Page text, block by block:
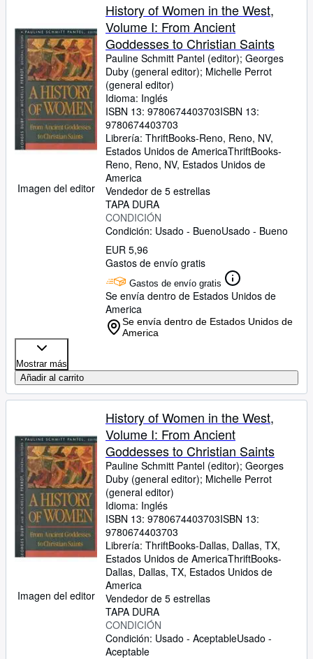
Imagen del editor
History of Women in the West,
Volume I: From Ancient
Goddesses to Christian Saints
Pauline Schmitt Pantel (editor); Georges
Duby (general editor); Michelle Perrot
(general editor)
Idioma: Inglés
ISBN 13: 9780674403703ISBN 13:
9780674403703
Librería: ThriftBooks-Reno, Reno, NV,
Estados Unidos de AmericaThriftBooks-
Reno, Reno, NV, Estados Unidos de
America
Vendedor de 5 estrellas
TAPA DURA
CONDICIÓN
Condición: Usado - BuenoUsado - Bueno
EUR 5,96
Gastos de envío gratis
Gastos de envío gratis
Se envía dentro de Estados Unidos de
America
Se envía dentro de Estados Unidos de
America
Mostrar más
Añadir al carrito
Imagen del editor
History of Women in the West,
Volume I: From Ancient
Goddesses to Christian Saints
Pauline Schmitt Pantel (editor); Georges
Duby (general editor); Michelle Perrot
(general editor)
Idioma: Inglés
ISBN 13: 9780674403703ISBN 13:
9780674403703
Librería: ThriftBooks-Dallas, Dallas, TX,
Estados Unidos de AmericaThriftBooks-
Dallas, Dallas, TX, Estados Unidos de
America
Vendedor de 5 estrellas
TAPA DURA
CONDICIÓN
Condición: Usado - AceptableUsado -
Aceptable